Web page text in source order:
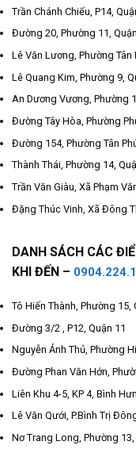
Trần Chánh Chiếu, P14,
Đường 20, Phường 11,
Lê Văn Lương, Phường Tân
Lê Quang Kim, Phường 9,
An Dương Vương, Phường
Đường Tây Hòa, Phường
Đường 154, Phường Tân
Thành Thái, Phường 14,
Trần Văn Giàu, Xã Phạm
Đặng Thúc Vinh, Xã Đông
DANH SÁCH CÁC
KHI ĐẾN –
Tô Hiến Thành, Phường 15,
Đường 3/2 , P12, Quận 11
Nguyễn Ảnh Thủ, Phường
Đường Phan Văn Hớn,
Liên Khu 4-5, KP 4, Bình
Lê Văn Qưới, P.Bình Trị
Nơ Trang Long, Phường